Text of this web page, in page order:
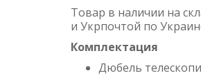
Товар в наличии на
и Укрпочтой по
Комплектация
Дюбель